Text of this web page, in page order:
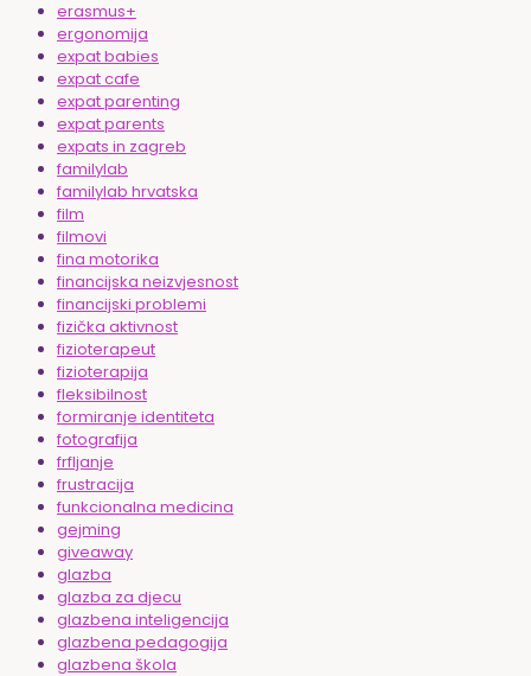
erasmus+
ergonomija
expat babies
expat cafe
expat parenting
expat parents
expats in zagreb
familylab
familylab hrvatska
film
filmovi
fina motorika
financijska neizvjesnost
financijski problemi
fizička aktivnost
fizioterapeut
fizioterapija
fleksibilnost
formiranje identiteta
fotografija
frfljanje
frustracija
funkcionalna medicina
gejming
giveaway
glazba
glazba za djecu
glazbena inteligencija
glazbena pedagogija
glazbena škola